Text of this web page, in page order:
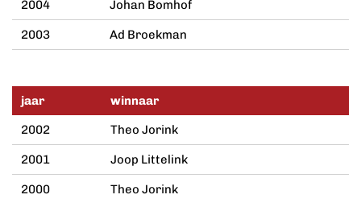
2004 Johan Bomhof
2003 Ad Broekman
jaar
winnaar
2002
Theo Jorink
2001 Joop Littelink
2000 Theo Jorink